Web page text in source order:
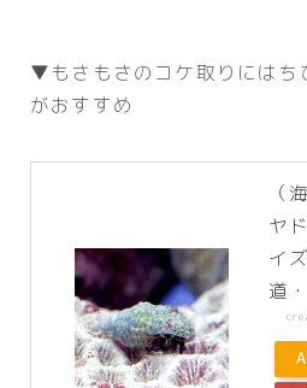
▼もさもさのコケ取りにはち
がおすすめ
（
ヤ
イ
道